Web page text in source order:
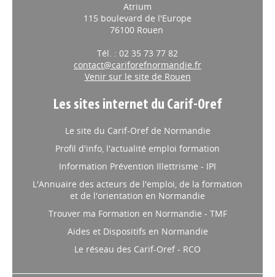
Atrium
115 boulevard de l'Europe
76100 Rouen
Tél. : 02 35 73 77 82
contact@cariforefnormandie.fr
Venir sur le site de Rouen
Les sites internet du Carif-Oref
Le site du Carif-Oref de Normandie
Profil d'info, l'actualité emploi formation
Information Prévention Illettrisme - IPI
L'Annuaire des acteurs de l'emploi, de la formation
et de l'orientation en Normandie
Trouver ma Formation en Normandie - TMF
Aides et Dispositifs en Normandie
Le réseau des Carif-Oref - RCO